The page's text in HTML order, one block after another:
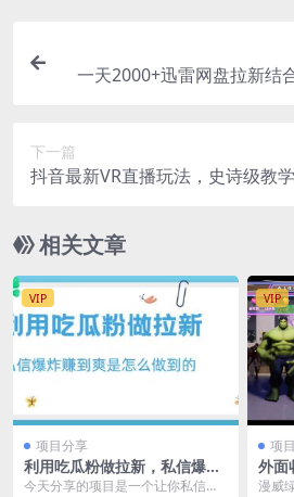
一天2000+迅雷网盘拉新结
下一篇
抖音最新VR直播玩法，史诗级教
相关文章
VIP
项目分享
利用吃瓜粉做拉新，私信爆炸
日入1000 赚到爽是怎么做到
今天分享的项目是一个让你私信爆
VIP
项
外面
项目
漫威